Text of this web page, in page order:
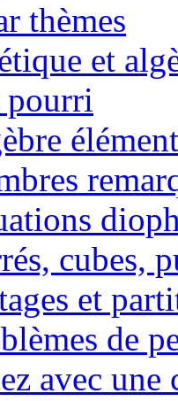
thèmes
et
cubes,
et
de
avec une